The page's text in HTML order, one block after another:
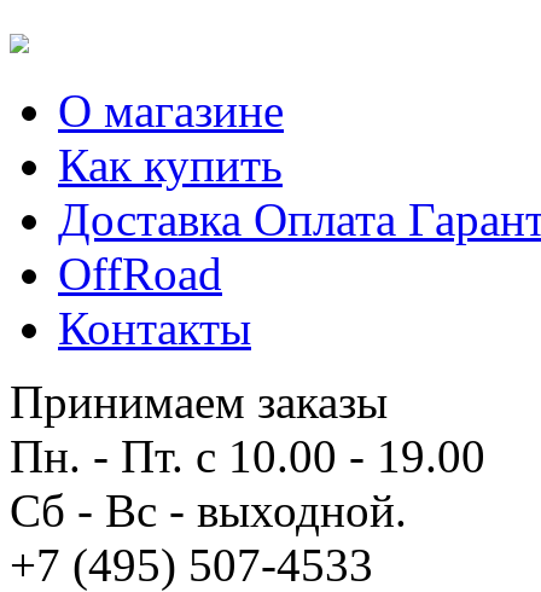
О магазине
Как купить
Доставка Оплата
OffRoad
Контакты
Принимаем заказы
Пн. - Пт. с 10.00 - 19.00
Сб - Вс - выходной.
+7 (495) 507-4533